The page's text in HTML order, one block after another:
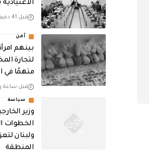
قبل 41 دقيقة
أمن
بينهم
متهمًا في
قبل ساعة
سياسة
وزير
الخطوات
ولبنان
المنطقة